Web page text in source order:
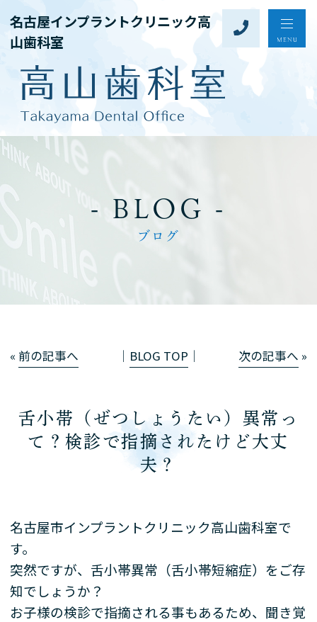
名古屋インプラントクリニック高
山歯科室
- BLOG -
ブログ
« 前の記事へ │ BLOG TOP │ 次の記事へ »
舌小帯（ぜつしょうたい）異常っ
て？検診で指摘されたけど大丈
夫？
名古屋市インプラントクリニック高山歯科室で
す。
突然ですが、舌小帯異常（舌小帯短縮症）をご存
知でしょうか？
お子様の検診で指摘される事もあるため、聞き覚